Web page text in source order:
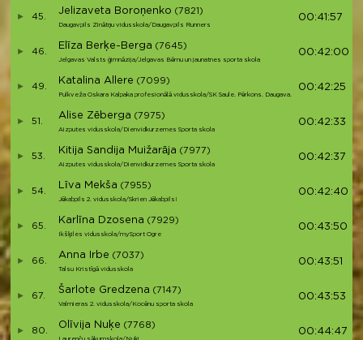
45.
Jelizaveta Boroņenko (7821)
Daugavpils Zinātņu vidusskola/Daugavpils Runners
00:41:57
46.
Elīza Berķe-Berga (7645)
Jelgavas Valsts ģimnāzija/Jelgavas Bērnu un jaunatnes sporta skola
00:42:00
49.
Katalina Allere (7099)
Pulkveža Oskara Kalpaka profesionālā vidusskola/SK Saule. Pērkons. Daugava.
00:42:25
51.
Alise Zēberga (7975)
Aizputes vidusskola/Dienvidkurzemes Sporta skola
00:42:33
53.
Kitija Sandija Muižarāja (7977)
Aizputes vidusskola/Dienvidkurzemes Sporta skola
00:42:37
54.
Līva Mekša (7955)
Jēkabpils 2. vidusskola/Skrien Jēkabpils!
00:42:40
65.
Karlīna Dzosena (7929)
Ikšķiles vidusskola/mySport Ogre
00:43:50
66.
Anna Irbe (7037)
Talsu Kristīgā vidusskola
00:43:51
67.
Šarlote Gredzena (7147)
Valmieras 2. vidusskola/Kocēnu sporta skola
00:43:53
80.
Olīvija Nuķe (7768)
Laurenču sākumskola/Nuķi
00:44:47